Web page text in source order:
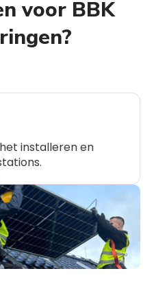
voor BBK
installeren en